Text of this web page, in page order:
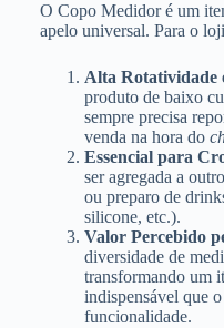
O Copo Medidor é um
apelo universal. Para o
Alta Rotatividade
produto de baixo
sempre precisa
venda na hora do
Essencial para
ser agregada a
ou preparo de
silicone, etc.).
Valor Percebido
diversidade de
transformando um
indispensável que
funcionalidade.